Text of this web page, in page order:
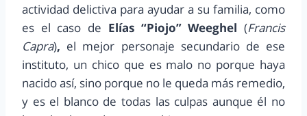
actividad delictiva para ayudar a su familia, como
es el caso de Elías “Piojo” Weeghel(Francis
Capra), el mejor personaje secundario de ese
instituto, un chico que es malo no porque haya
nacido así, sino porque no le queda más remedio,
y es el blanco de todas las culpas aunque él no